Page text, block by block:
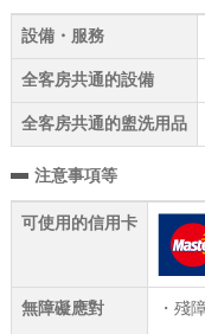
設備・服務
全客房共通的設備
全客房共通的盥洗用品
注意事項等
可使用的信用卡
無障礙應對 ・殘